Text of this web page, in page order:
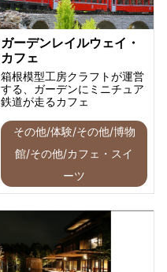
ガーデンレイルウェイ・
カフェ
箱根模型工房クラフトが運営
する、ガーデンにミニチュア
鉄道が走るカフェ
その他/体験/その他/博物
館/その他/カフェ・スイ
ーツ